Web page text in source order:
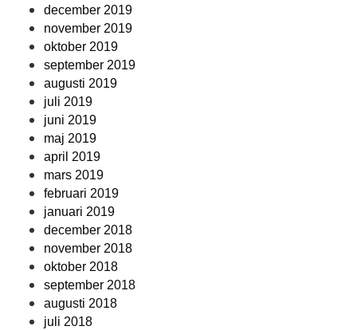
december 2019
november 2019
oktober 2019
september 2019
augusti 2019
juli 2019
juni 2019
maj 2019
april 2019
mars 2019
februari 2019
januari 2019
december 2018
november 2018
oktober 2018
september 2018
augusti 2018
juli 2018